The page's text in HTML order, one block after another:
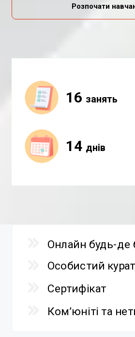
Розпочати
16 занять
14 днів
Онлайн будь-де
Особистий
Сертифікат
Ком’юніті та